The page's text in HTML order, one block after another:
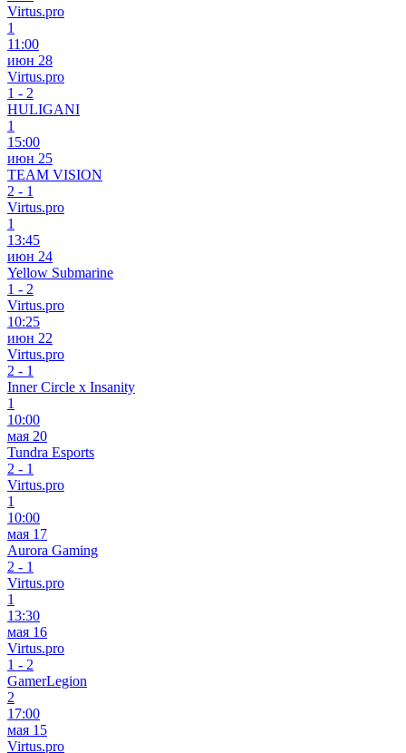
Virtus.pro
1
11:00
июн 28
Virtus.pro
1 - 2
HULIGANI
1
15:00
июн 25
TEAM VISION
2 - 1
Virtus.pro
1
13:45
июн 24
Yellow Submarine
1 - 2
Virtus.pro
10:25
июн 22
Virtus.pro
2 - 1
Inner Circle x Insanity
1
10:00
мая 20
Tundra Esports
2 - 1
Virtus.pro
1
10:00
мая 17
Aurora Gaming
2 - 1
Virtus.pro
1
13:30
мая 16
Virtus.pro
1 - 2
GamerLegion
2
17:00
мая 15
Virtus.pro